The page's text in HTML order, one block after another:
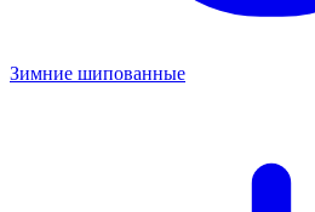
Зимние шипованные